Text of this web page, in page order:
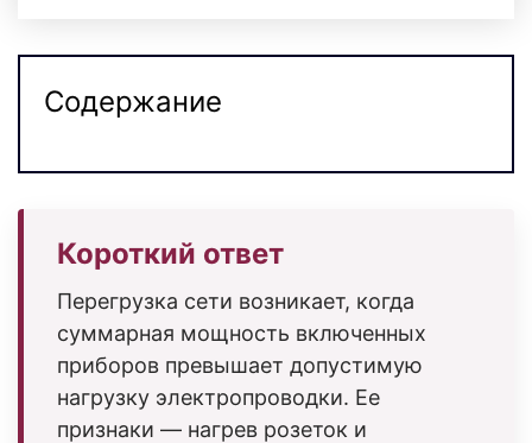
Содержание
Короткий ответ
Перегрузка сети возникает, когда
суммарная мощность включенных
приборов превышает допустимую
нагрузку электропроводки. Ее
признаки — нагрев розеток и